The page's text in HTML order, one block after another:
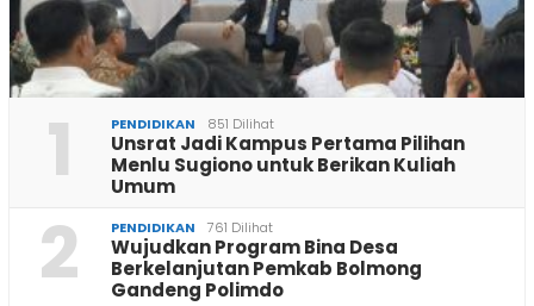
1 PENDIDIKAN 851 Dilihat
Unsrat Jadi Kampus Pertama Pilihan
Menlu Sugiono untuk Berikan Kuliah
Umum
2 PENDIDIKAN 761 Dilihat
Wujudkan Program Bina Desa
Berkelanjutan Pemkab Bolmong
Gandeng Polimdo